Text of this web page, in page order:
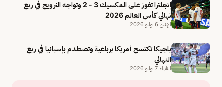
إنجلترا تفوز على المكسيك 3 - 2 وتواجه النرويج في ربع
نهائي كأس العالم 2026
الإثنين 6 يوليو 2026
بلجيكا تكتسح أمريكا برباعية وتصطدم بإسبانيا في ربع
النهائي
الثلاثاء 7 يوليو 2026